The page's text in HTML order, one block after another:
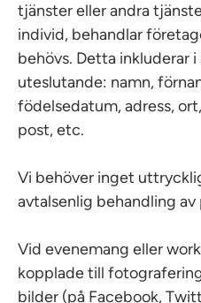
tjänster eller andra
individ, behandlar
behövs. Detta inkluderar
uteslutande: namn,
födelsedatum, adress,
post, etc.
Vi behöver inget
avtalsenlig behandling
Vid evenemang eller
kopplade till
bilder (på Facebook,